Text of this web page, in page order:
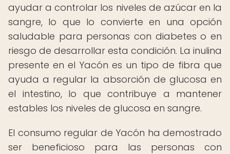
ayudar a controlar los niveles de azúcar en la
sangre, lo que lo convierte en una opción
saludable para personas con diabetes o en
riesgo de desarrollar esta condición. La inulina
presente en el Yacón es un tipo de fibra que
ayuda a regular la absorción de glucosa en
el intestino, lo que contribuye a mantener
estables los niveles de glucosa en sangre.
El consumo regular de Yacón ha demostrado
ser beneficioso para las personas con